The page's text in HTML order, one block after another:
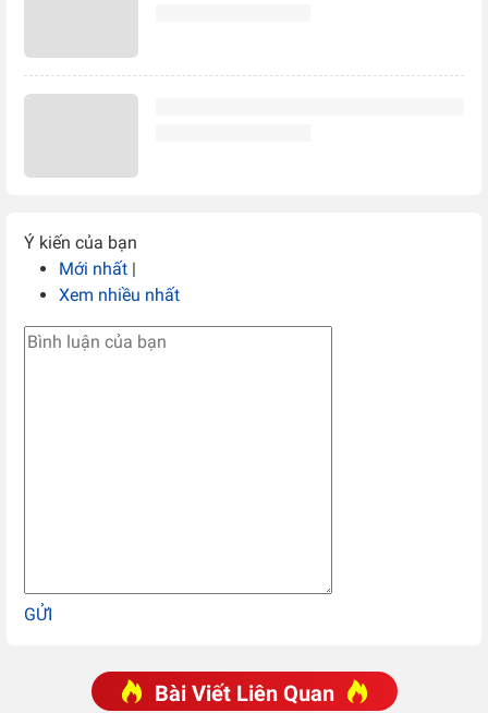
Ý kiến của bạn
Mới nhất |
Xem nhiều nhất
GỬI
Bài Viết Liên Quan